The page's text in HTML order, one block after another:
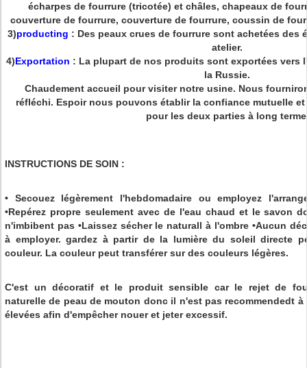
écharpes de fourrure (tricotée) et châles, chapeaux de
couverture de fourrure, couverture de fourrure, coussin de
3)producting : Des peaux crues de fourrure sont achetées des
atelier.
4)Exportation : La plupart de nos produits sont exportées vers
la Russie.
Chaudement accueil pour visiter notre usine. Nous
réfléchi. Espoir nous pouvons établir la confiance mutuelle
pour les deux parties à long
INSTRUCTIONS DE SOIN :
• Secouez légèrement l'hebdomadaire ou employez
•Repérez propre seulement avec de l'eau chaud et le savon
n'imbibent pas •Laissez sécher le naturall à l'ombre •Aucun
à employer. gardez à partir de la lumière du soleil directe
couleur. La couleur peut transférer sur des couleurs légères.
C'est un décoratif et le produit sensible car le rejet de
naturelle de peau de mouton donc il n'est pas recommendedt
élevées afin d'empêcher nouer et jeter excessif.